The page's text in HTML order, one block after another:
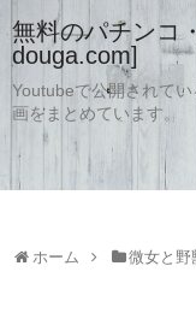
無料のパチンコ
douga.com]
Youtubeで公開されて
画をまとめています。
ホーム 微女と野